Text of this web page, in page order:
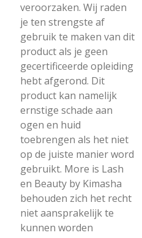
veroorzaken. Wij raden
je ten strengste af
gebruik te maken van dit
product als je geen
gecertificeerde opleiding
hebt afgerond. Dit
product kan namelijk
ernstige schade aan
ogen en huid
toebrengen als het niet
op de juiste manier word
gebruikt. More is Lash
en Beauty by Kimasha
behouden zich het recht
niet aansprakelijk te
kunnen worden